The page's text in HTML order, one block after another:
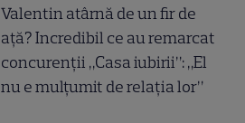
Valentin atârnă de un fir de
ață? Incredibil ce au remarcat
concurenții „Casa iubirii”: „El
nu e mulțumit de relația lor”